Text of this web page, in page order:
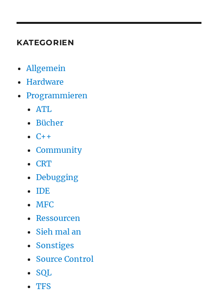
KATEGORIEN
Allgemein
Hardware
Programmieren
ATL
Bücher
C++
Community
CRT
Debugging
IDE
MFC
Ressourcen
Sieh mal an
Sonstiges
Source Control
SQL
TFS